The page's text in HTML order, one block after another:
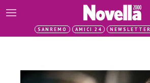
SANREMO AMICI 24 NEWSLETTER